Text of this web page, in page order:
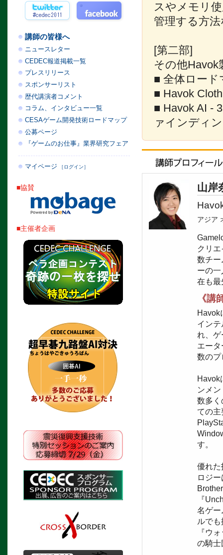
スやメモリ
管理する方
[第二部]
その他
■ 全体ロー
■ Havok
■ Havok AI -
ァインディ
山岸
アジア
クリ
数チー
ーの
在も最
《講
Havok
イン
れ、
エー
数のプ
Havok
ンメ
数多く
ての
す。
優れた
ロジ
『
名ゲー
ルで
『ウ
の騎士
講師の皆様へ
ニュースレター
CEDEC報道掲載一覧
プレスリリース
スポンサーリスト
歴代講演者コメント
コラム、インタビュー一覧
CESAゲーム開発技術ロードマップ
公募ページ
『ゲームのお仕事』業界研究フェア
マイページ ［ログイン］
■協賛
■主催者企画